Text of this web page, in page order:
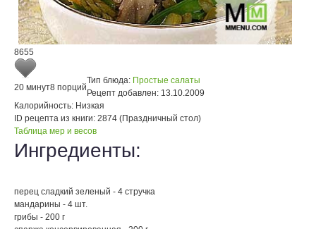
8655
20 минут8 порций
Тип блюда: Простые салаты
Рецепт добавлен: 13.10.2009
Калорийность: Низкая
ID рецепта из книги: 2874 (Праздничный стол)
Таблица мер и весов
Ингредиенты:
перец сладкий зеленый - 4 стручка
мандарины - 4 шт.
грибы - 200 г